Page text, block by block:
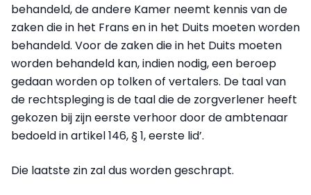
behandeld, de andere Kamer neemt kennis van de
zaken die in het Frans en in het Duits moeten worden
behandeld. Voor de zaken die in het Duits moeten
worden behandeld kan, indien nodig, een beroep
gedaan worden op tolken of vertalers. De taal van
de rechtspleging is de taal die de zorgverlener heeft
gekozen bij zijn eerste verhoor door de ambtenaar
bedoeld in artikel 146, § 1, eerste lid’.
Die laatste zin zal dus worden geschrapt.